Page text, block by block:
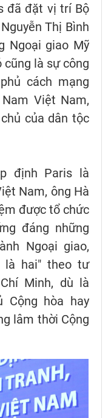
đã đặt vị trí Bộ
Thị Bình
Ngoại giao Mỹ
cũng là sự công
cách mạng
Việt Nam,
của dân tộc
định Paris là
Nam, ông Hà
được tổ chức
đáng những
Ngoại giao,
là hai" theo tư
Minh, dù là
Cộng hòa hay
lâm thời Cộng